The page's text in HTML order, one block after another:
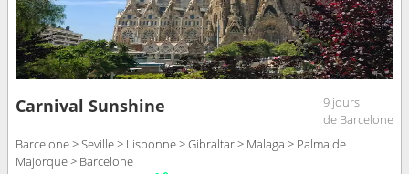
Carnival Sunshine
9 jours
de Barcelone
Barcelone > Seville > Lisbonne > Gibraltar > Malaga > Palma de
Majorque > Barcelone